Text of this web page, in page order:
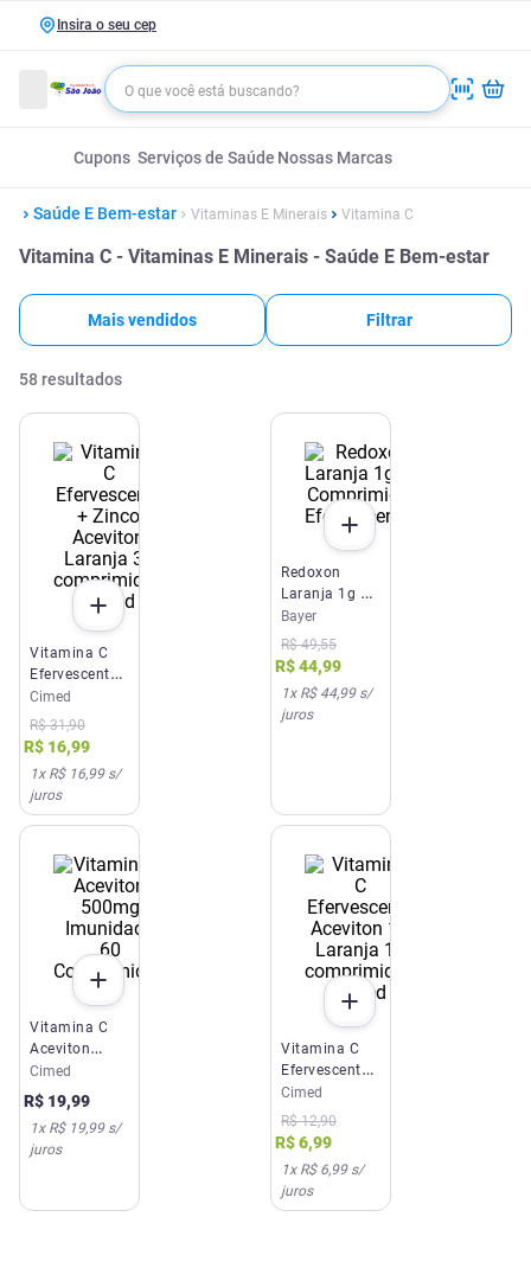
Insira o seu cep
Cupons Serviços de Saúde Nossas Marcas
Saúde E Bem-estar Vitaminas E Minerais Vitamina C
Vitamina C - Vitaminas E Minerais - Saúde E Bem-estar
Mais vendidos Filtrar
58 resultados
Vitamina C
Efervescente
+ Zinco
Aceviton
Laranja 30
comprimidos
Cimed
Cimed
R$ 31,90
R$ 16,99
1x R$ 16,99s/
juros
Redoxon
Laranja 1g 30
Comprimidos
Efervescentes
Bayer
R$ 49,55
R$44,99
1x R$ 44,99s/
juros
Vitamina C
Aceviton
500mg
Imunidade 60
Comprimidos
Cimed
R$ 19,99
1x R$ 19,99s/
juros
Vitamina C
Efervescente
Aceviton 1g
Laranja 10
comprimidos
Cimed
Cimed
R$ 12,90
R$6,99
1x R$ 6,99s/
juros